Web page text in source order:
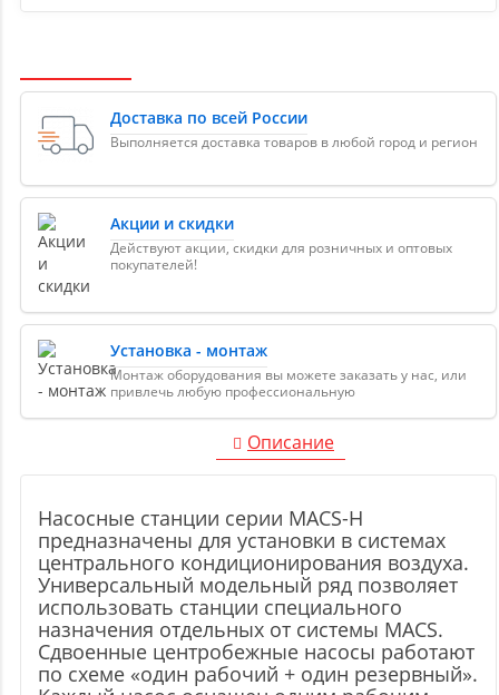
Доставка по всей России
Выполняется доставка товаров в любой город и регион
Акции и скидки
Действуют акции, скидки для розничных и оптовых
покупателей!
Установка - монтаж
Монтаж оборудования вы можете заказать у нас, или
привлечь любую профессиональную
Описание
Насосные станции серии MACS-H
предназначены для установки в системах
центрального кондиционирования воздуха.
Универсальный модельный ряд позволяет
использовать станции специального
назначения отдельных от системы MACS.
Сдвоенные центробежные насосы работают
по схеме «один рабочий + один резервный».